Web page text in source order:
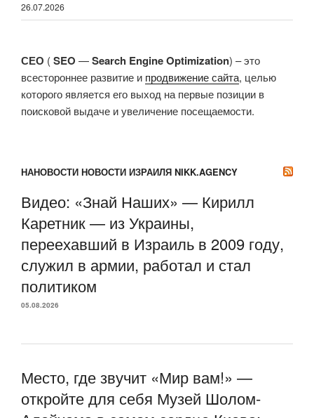
26.07.2026
СЕО (SEO —Search Engine Optimization) – это
всестороннее развитие и продвижение сайта, целью
которого является его выход на первые позиции в
поисковой выдаче и увеличение посещаемости.
НАНОВОСТИ НОВОСТИ ИЗРАИЛЯ NIKK.AGENCY
Видео: «Знай Наших» — Кирилл
Каретник — из Украины,
переехавший в Израиль в 2009 году,
служил в армии, работал и стал
политиком
05.08.2026
Место, где звучит «Мир вам!» —
откройте для себя Музей Шолом-